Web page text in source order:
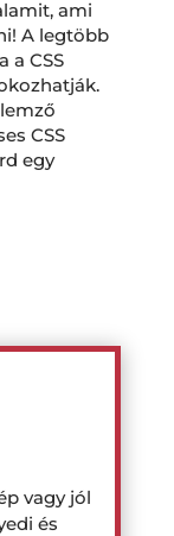
ami
A legtöbb
a CSS
CSS
egy
vagy jól
és